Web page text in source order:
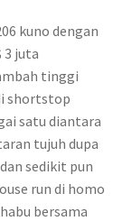
kuno dengan
3 juta
tinggi
shortstop
satu diantara
tujuh dupa
sedikit pun
run di homo
bersama